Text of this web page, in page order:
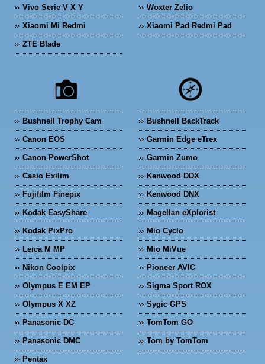
Vivo Serie V X Y
Xiaomi Mi Redmi
ZTE Blade
Woxter Zelio
Xiaomi Pad Redmi Pad
Bushnell Trophy Cam
Canon EOS
Canon PowerShot
Casio Exilim
Fujifilm Finepix
Kodak EasyShare
Kodak PixPro
Leica M MP
Nikon Coolpix
Olympus E EM EP
Olympus X XZ
Panasonic DC
Panasonic DMC
Pentax
Bushnell BackTrack
Garmin Edge eTrex
Garmin Zumo
Kenwood DDX
Kenwood DNX
Magellan eXplorist
Mio Cyclo
Mio MiVue
Pioneer AVIC
Sigma Sport ROX
Sygic GPS
TomTom GO
Tom by TomTom